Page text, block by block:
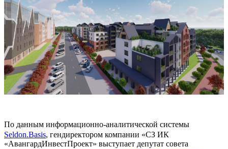
По данным информационно-аналитической системы
Seldon.Basis, гендиректором компании «СЗ ИК
«АвангардИнвестПроект» выступает депутат совета